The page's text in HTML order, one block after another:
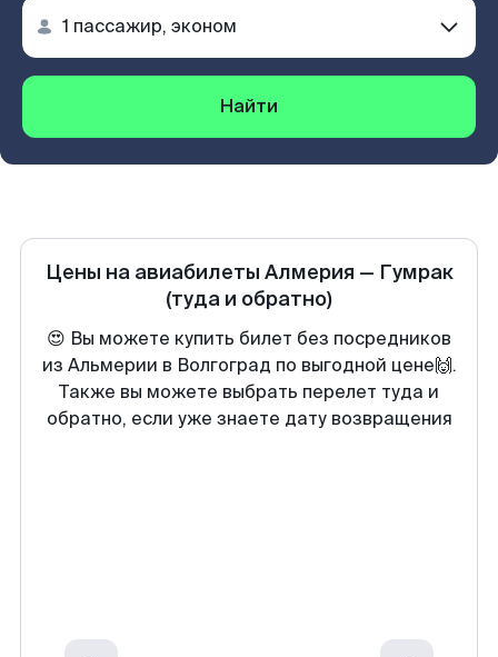
Найти
Цены на авиабилеты Алмерия — Гумрак
(туда и обратно)
😍 Вы можете купить билет без посредников
из Альмерии в Волгоград по выгодной цене🙌.
Также вы можете выбрать перелет туда и
обратно, если уже знаете дату возвращения